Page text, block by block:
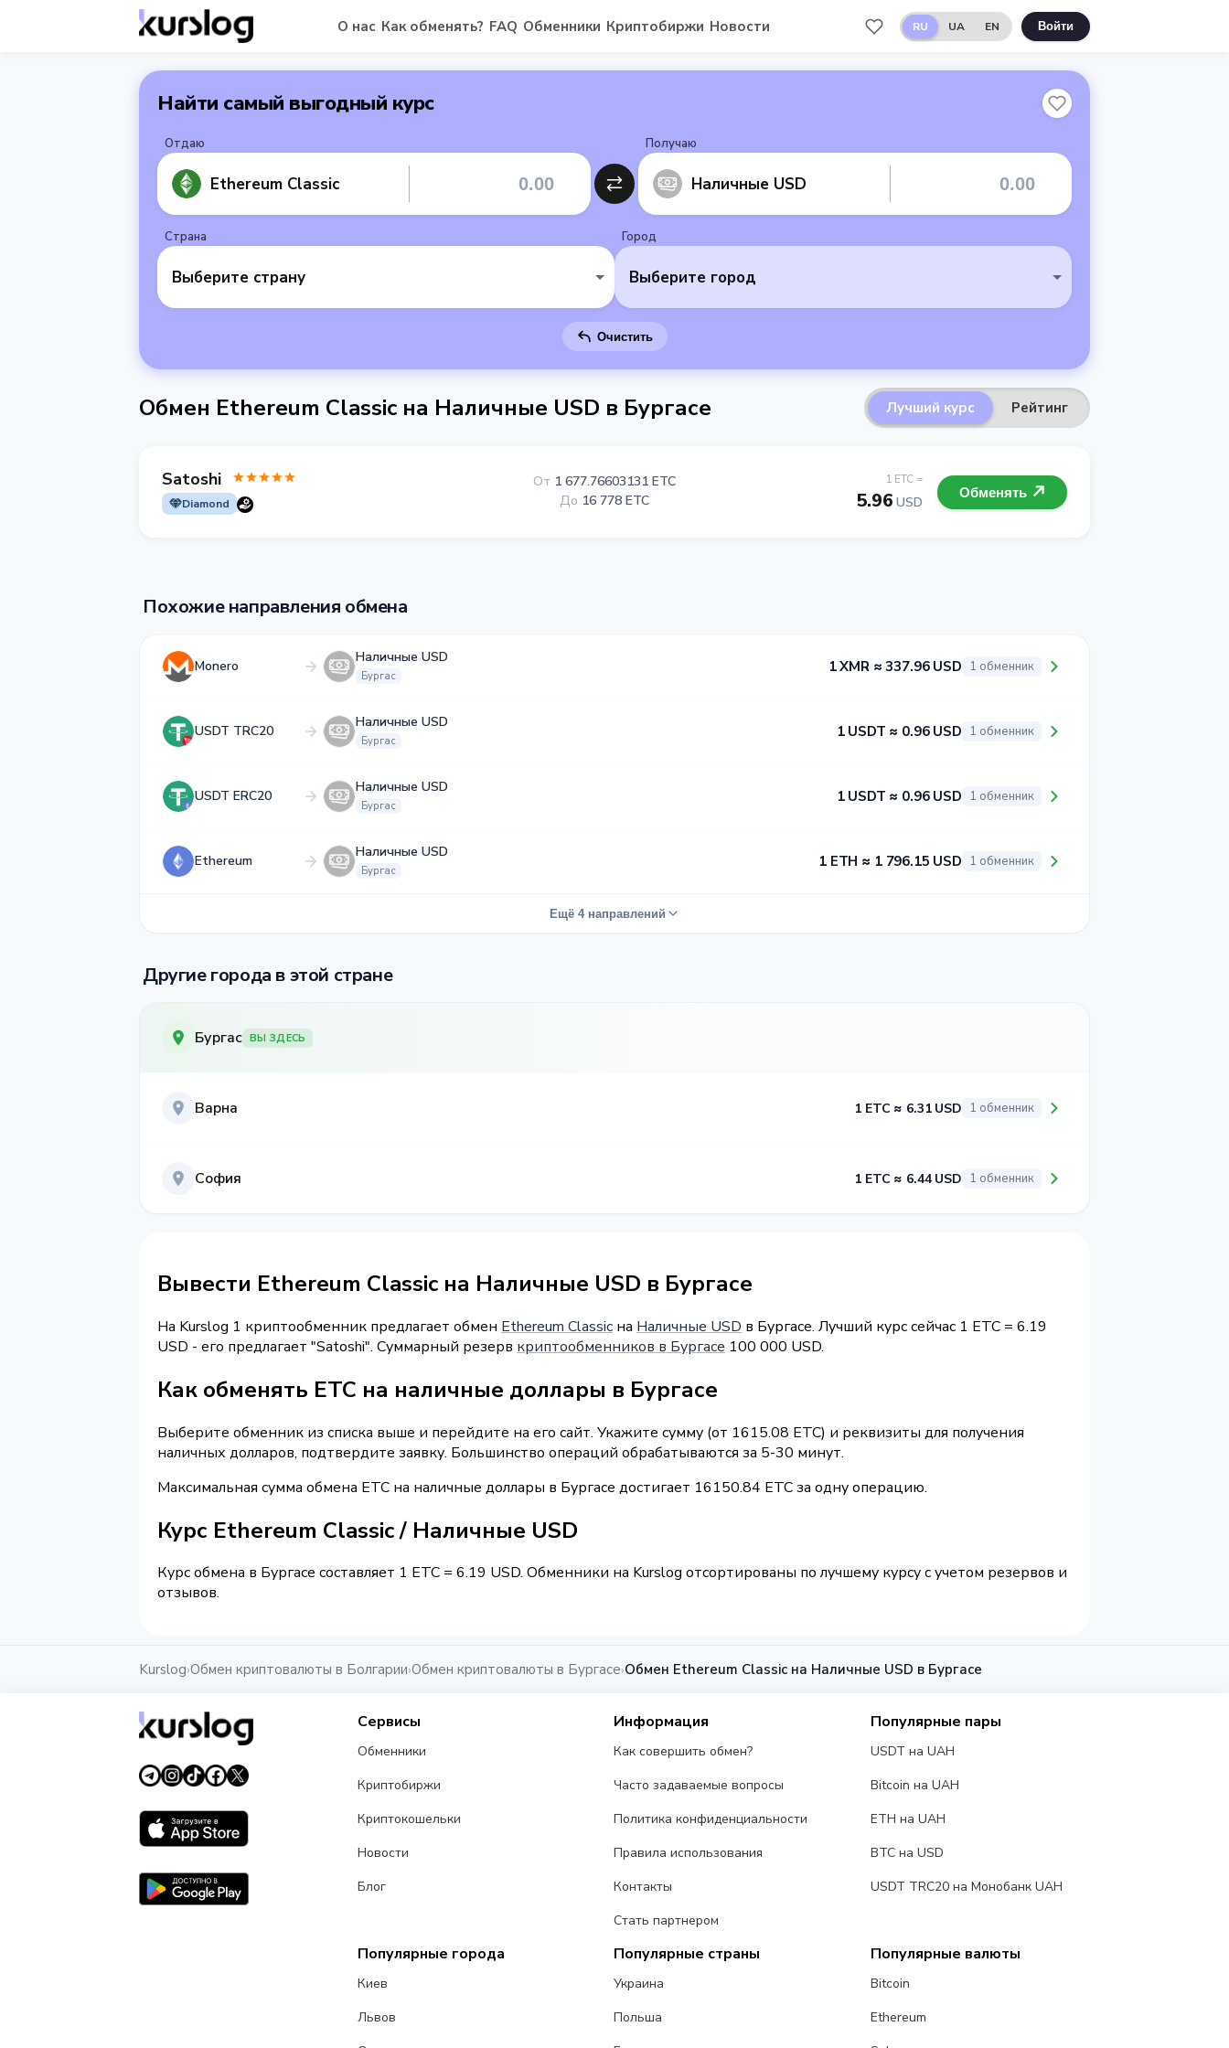
О нас Как обменять? FAQ Обменники Криптобиржи Новости RU UA EN Войти
Найти самый выгодный курс
Отдаю
Ethereum Classic
Получаю
Наличные USD
Страна
Выберите страну
Город
Выберите город
Очистить
Обмен Ethereum Classic на Наличные USD в Бургасе Лучший курс Рейтинг
Satoshi
Diamond
1 ETC =
5.96 USD
От 1 677.76603131 ETC
До 16 778 ETC Обменять
Похожие направления обмена
Monero
Наличные USD
Бургас
1 XMR ≈ 337.96 USD 1 обменник
USDT TRC20
Наличные USD
Бургас
1 USDT ≈ 0.96 USD 1 обменник
USDT ERC20
Наличные USD
Бургас
1 USDT ≈ 0.96 USD 1 обменник
Ethereum
Наличные USD
Бургас
1 ETH ≈ 1 796.15 USD 1 обменник
Ещё 4 направлений
Другие города в этой стране
Бургас ВЫ ЗДЕСЬ
Варна 1 ETC ≈ 6.31 USD 1 обменник
София 1 ETC ≈ 6.44 USD 1 обменник
Вывести Ethereum Classic на Наличные USD в Бургасе
На Kurslog 1 криптообменник предлагает обмен Ethereum Classic на Наличные USD в Бургасе. Лучший курс сейчас 1 ETC = 6.19
USD - его предлагает "Satoshi". Суммарный резерв криптообменников в Бургасе 100 000 USD.
Как обменять ETC на наличные доллары в Бургасе
Выберите обменник из списка выше и перейдите на его сайт. Укажите сумму (от 1615.08 ETC) и реквизиты для получения
наличных долларов, подтвердите заявку. Большинство операций обрабатываются за 5-30 минут.
Максимальная сумма обмена ETC на наличные доллары в Бургасе достигает 16150.84 ETC за одну операцию.
Курс Ethereum Classic / Наличные USD
Курс обмена в Бургасе составляет 1 ETC = 6.19 USD. Обменники на Kurslog отсортированы по лучшему курсу с учетом резервов и
отзывов.
Kurslog›Обмен криптовалюты в Болгарии›Обмен криптовалюты в Бургасе›Обмен Ethereum Classic на Наличные USD в Бургасе
Сервисы
Обменники
Криптобиржи
Криптокошельки
Новости
Блог
Информация
Как совершить обмен?
Часто задаваемые вопросы
Политика конфиденциальности
Правила использования
Контакты
Стать партнером
Популярные пары
USDT на UAH
Bitcoin на UAH
ETH на UAH
BTC на USD
USDT TRC20 на Монобанк UAH
Популярные города
Киев
Львов
Популярные страны
Украина
Польша
Популярные валюты
Bitcoin
Ethereum